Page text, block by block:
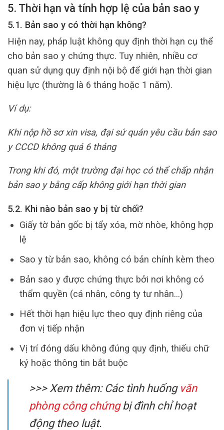
5. Thời hạn và tính hợp lệ của bản sao y
5.1. Bản sao y có thời hạn không?
Hiện nay, pháp luật không quy định thời hạn cụ thể
cho bản sao y chứng thực. Tuy nhiên, nhiều cơ
quan sử dụng quy định nội bộ để giới hạn thời gian
hiệu lực (thường là 6 tháng hoặc 1 năm).
Ví dụ:
Khi nộp hồ sơ xin visa, đại sứ quán yêu cầu bản sao
y CCCD không quá 6 tháng
Trong khi đó, một trường đại học có thể chấp nhận
bản sao y bằng cấp không giới hạn thời gian
5.2. Khi nào bản sao y bị từ chối?
Giấy tờ bản gốc bị tẩy xóa, mờ nhòe, không hợp
lệ
Sao y từ bản sao, không có bản chính kèm theo
Bản sao y được chứng thực bởi nơi không có
thẩm quyền (cá nhân, công ty tư nhân…)
Hết thời hạn hiệu lực theo quy định riêng của
đơn vị tiếp nhận
Vị trí đóng dấu không đúng quy định, thiếu chữ
ký hoặc thông tin bắt buộc
>>> Xem thêm: Các tình huống văn
phòng công chứngbị đình chỉ hoạt
động theo luật.